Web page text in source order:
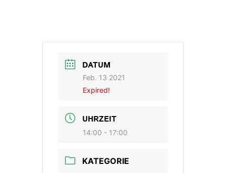
DATUM
Feb. 13 2021
Expired!
UHRZEIT
14:00 - 17:00
KATEGORIE